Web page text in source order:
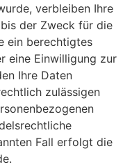
verbleiben Ihre
der Zweck für die
ein berechtigtes
eine Einwilligung zur
Ihre Daten
zulässigen
Fall erfolgt die